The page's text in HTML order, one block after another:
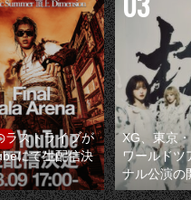
ラストライブが
にて生配信決
XG、東京
ワールドツ
ナル公演の